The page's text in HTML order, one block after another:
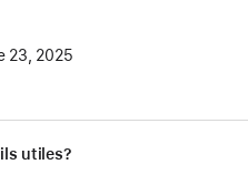
23, 2025
utiles?